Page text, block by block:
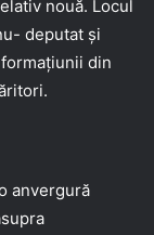
nouă. Locul
deputat și
din
anvergură